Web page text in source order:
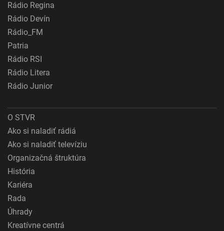
Rádio Regina
Rádio Devín
Rádio_FM
Patria
Rádio RSI
Rádio Litera
Rádio Junior
O STVR
Ako si naladiť rádiá
Ako si naladiť televíziu
Organizačná štruktúra
História
Kariéra
Rada
Úhrady
Kreatívne centrá